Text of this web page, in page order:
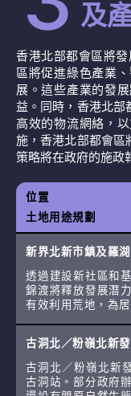
及
香港北部都會區將
區將促進綠色產業
展。這些產業的發
益。同時，香港北部
高效的物流網絡，
施，香港北部都會區
策略將在政府的施政
位置
土地用途規劃
新界北新市鎮及羅
透過建設新社區和
錦渡將釋放發展潛
有效利用荒地，為
古洞北／粉嶺北新
古洞北／粉嶺北新
古洞站。部分政府